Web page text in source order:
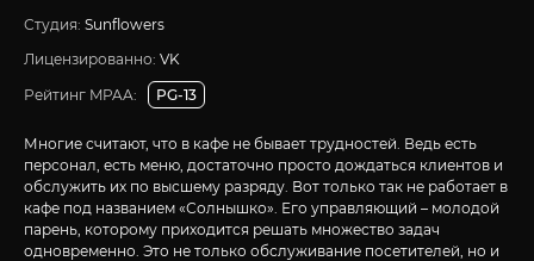
Студия: Sunflowers
Лицензированно: VK
Рейтинг MPAA:
PG-13
Многие считают, что в кафе не бывает трудностей. Ведь есть
персонал, есть меню, достаточно просто дождаться клиентов и
обслужить их по высшему разряду. Вот только так не работает в
кафе под названием «Солнышко». Его управляющий – молодой
парень, которому приходится решать множество задач
одновременно. Это не только обслуживание посетителей, но и